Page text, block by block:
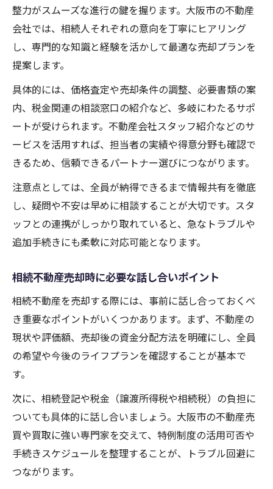
整力がスムーズな進行の鍵を握ります。大阪市の不動産
会社では、相続人それぞれの意向を丁寧にヒアリング
し、専門的な知識と経験を活かして最適な売却プランを
提案します。
具体的には、価格査定や売却条件の調整、必要書類の案
内、税金関連の相談窓口の紹介など、多岐にわたるサポ
ートが受けられます。不動産会社スタッフ紹介などのサ
ービスを活用すれば、担当者の実績や得意分野も確認で
きるため、信頼できるパートナー選びにつながります。
注意点としては、全員が納得できるまで情報共有を徹底
し、疑問や不安は早めに相談することが大切です。スタ
ッフとの連携がしっかり取れていると、急なトラブルや
追加手続きにも柔軟に対応可能となります。
相続不動産売却時に必要な話し合いポイント
相続不動産を売却する際には、事前に話し合っておくべ
き重要なポイントがいくつかあります。まず、不動産の
現状や評価額、売却後の資金分配方法を明確にし、全員
の希望や今後のライフプランを確認することが基本で
す。
次に、相続登記や税金（譲渡所得税や相続税）の負担に
ついても具体的に話し合いましょう。大阪市の不動産売
買や買取に強い専門家を交えて、特例制度の活用可否や
手続きスケジュールを整理することが、トラブル回避に
つながります。